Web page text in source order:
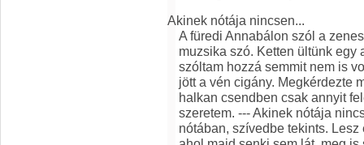
Akinek nótája nincsen...
A füredi Annabálon szól a
muzsika szó. Ketten ültünk egy
szóltam hozzá semmit nem is
jött a vén cigány. Megkérdezte
halkan csendben csak annyit
szeretem. --- Akinek nótája
nótában, szívedbe tekints.